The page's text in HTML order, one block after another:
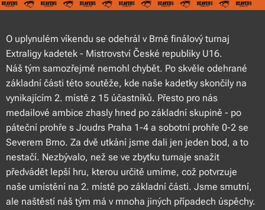
O uplynulém víkendu se odehrál v Brně finálový turnaj
Extraligy kadetek - Mistrovství České republiky U16.
Náš tým samozřejmě nemohl chybět. Po skvěle odehrané
základní části této soutěže, kde naše kadetky skončily na
vynikajícím 2. místě z 15 účastníků. Přesto pro nás
medailové ambice zhasly hned po základní skupině - po
páteční prohře s Joudrs Praha 1-4 a sobotní prohře 0-2 se
Severem Brno. Za dvě utkání jsme dali jen jeden bod, a to
nestačí. Nezbývalo, než se ve zbytku turnaje snažit
předvádět lepší hru, kterou určitě umíme, což potvrzuje
naše umístění na 2. místě po základní části. Jsme smutní,
ale naštěstí náš tým má v mnoha jiných případech úspěchy.